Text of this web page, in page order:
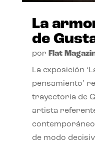
La
de
por Flat
La exposición
pensamiento’
trayectoria de
artista
de modo